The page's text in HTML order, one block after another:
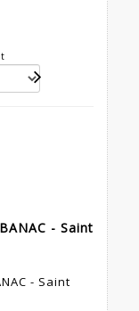
- Saint
- Saint